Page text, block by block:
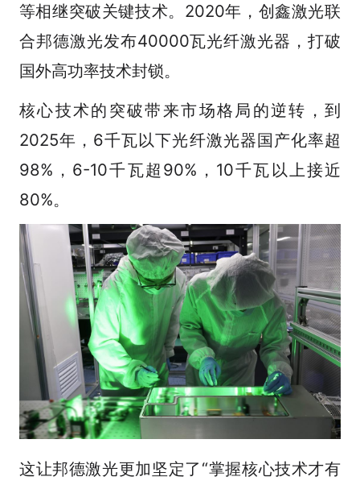
等相继突破关键技术。2020年，创鑫激光联
合邦德激光发布40000瓦光纤激光器，打破
国外高功率技术封锁。
核心技术的突破带来市场格局的逆转，到
2025年，6千瓦以下光纤激光器国产化率超
98%，6-10千瓦超90%，10千瓦以上接近
80%。
这让邦德激光更加坚定了“掌握核心技术才有